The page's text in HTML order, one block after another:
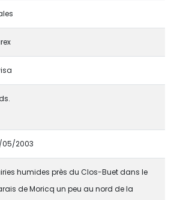
2003
humides près du Clos-Buet dans le
de Moricq un peu au nord de la